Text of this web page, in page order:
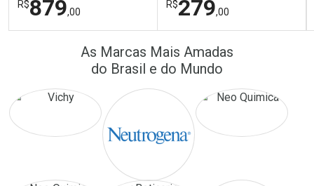
R$879,00
FECHAR
FECHAR
Por Menos
R$279,00
Laboratório
Por Menos
As Marcas Mais Amadas
do Brasil e do Mundo